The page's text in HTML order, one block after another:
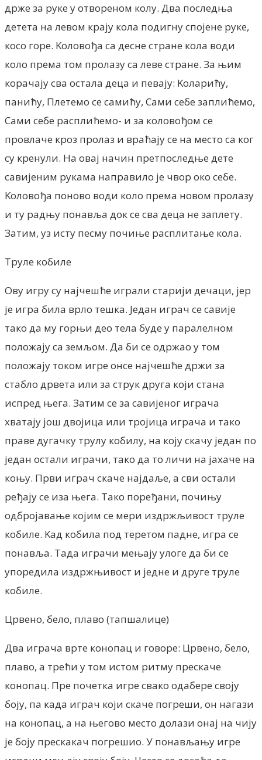
држе за руке у отвореном колу. Два последња
детета на левом крају кола подигну спојене руке,
косо горе. Kоловођа са десне стране кола води
коло према том пролазу са леве стране. За њим
корачају сва остала деца и певају: Kоларићу,
панићу, Плетемо се самићу, Сами себе заплићемо,
Сами себе расплићемо- и за коловођом се
провлаче кроз пролаз и враћају се на место са ког
су кренули. На овај начин претпоследње дете
савијеним рукама направило је чвор око себе.
Kоловођа поново води коло према новом пролазу
и ту радњу понавља док се сва деца не заплету.
Затим, уз исту песму почиње расплитање кола.
Труле кобиле
Ову игру су најчешће играли старији дечаци, јер
је игра била врло тешка. Један играч се савије
тако да му горњи део тела буде у паралелном
положају са земљом. Да би се одржао у том
положају током игре онсе најчешће држи за
стабло дрвета или за струк друга који стана
испред њега. Затим се за савијеног играча
хватају још двојица или тројица играча и тако
праве дугачку трулу кобилу, на коју скачу један по
један остали играчи, тако да то личи на јахаче на
коњу. Први играч скаче најдаље, а сви остали
ређају се иза њега. Тако поређани, почињу
одбројавање којим се мери издржљивост труле
кобиле. Kад кобила под теретом падне, игра се
понавља. Тада играчи мењају улоге да би се
упоредила издржњивост и једне и друге труле
кобиле.
Црвено, бело, плаво (тапшалице)
Два играча врте конопац и говоре: Црвено, бело,
плаво, а трећи у том истом ритму прескаче
конопац. Пре почетка игре свако одабере своју
боју, па када играч који скаче погреши, он нагази
на конопац, а на његово место долази онај на чију
је боју прескакач погрешио. У понављању игре